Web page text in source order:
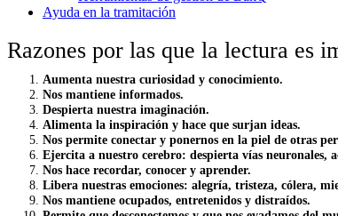
Ayuda en la tramitación
Razones por las que la lectura es
Aumenta nuestra curiosidad y conocimiento.
Nos mantiene informados.
Despierta nuestra imaginación.
Alimenta la inspiración y hace que surjan ideas.
Nos permite conectar y ponernos en la piel de otras
Ejercita a nuestro cerebro: despierta vías neuronales,
Nos hace recordar, conocer y aprender.
Libera nuestras emociones: alegría, tristeza, cólera,
Nos mantiene ocupados, entretenidos y distraídos.